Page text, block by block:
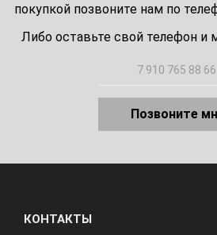
покупкой позвоните нам по
Либо оставьте свой телефон
КОНТАКТЫ